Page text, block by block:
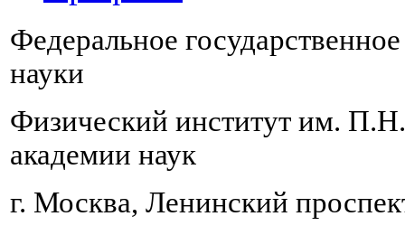
Федеральное
науки
Физический институт им.
академии наук
г. Москва, Ленинский